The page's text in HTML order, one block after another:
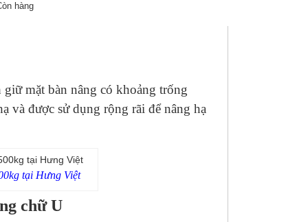
hàng
mặt bàn nâng có khoảng trống
và được sử dụng rộng rãi để nâng hạ
tại Hưng Việt
chữ U